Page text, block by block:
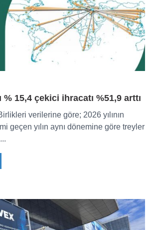
% 15,4 çekici ihracatı %51,9 arttı
verilerine göre; 2026 yılının
geçen yılın aynı dönemine göre treyler